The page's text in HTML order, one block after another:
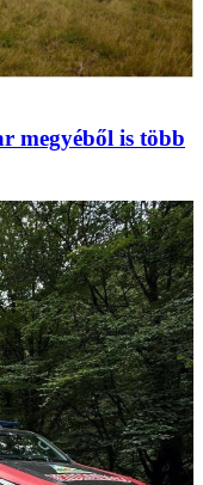
megyéből is több